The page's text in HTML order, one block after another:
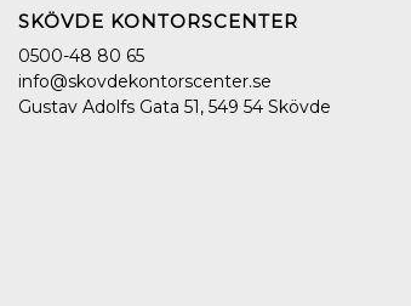
SKÖVDE KONTORSCENTER
0500-48 80 65
info@skovdekontorscenter.se
Gustav Adolfs Gata 51, 549 54 Skövde